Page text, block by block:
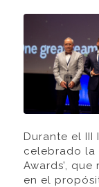
Durante el III
celebrado la
Awards’,
en el